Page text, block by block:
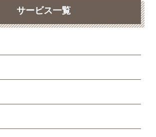
サービス一覧